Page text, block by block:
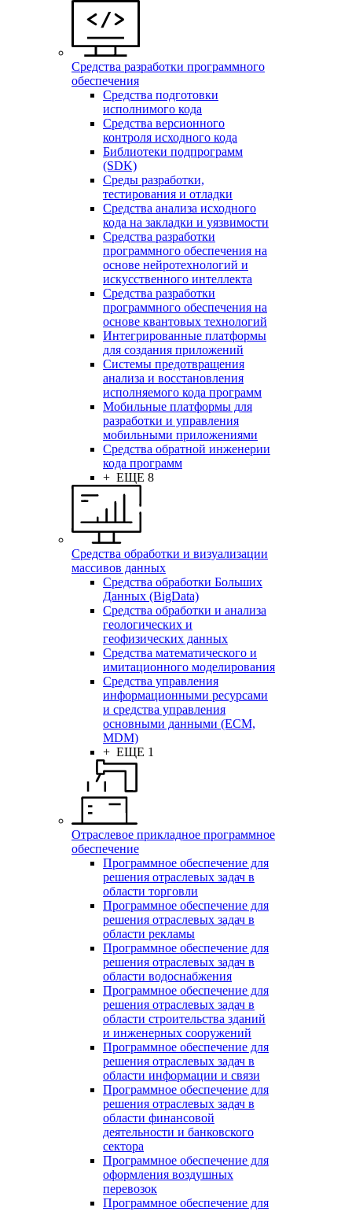
Средства разработки программного
обеспечения
Средства подготовки
исполнимого кода
Средства версионного
контроля исходного кода
Библиотеки подпрограмм
(SDK)
Среды разработки,
тестирования и отладки
Средства анализа исходного
кода на закладки и уязвимости
Средства разработки
программного обеспечения на
основе нейротехнологий и
искусственного интеллекта
Средства разработки
программного обеспечения на
основе квантовых технологий
Интегрированные платформы
для создания приложений
Системы предотвращения
анализа и восстановления
исполняемого кода программ
Мобильные платформы для
разработки и управления
мобильными приложениями
Средства обратной инженерии
кода программ
+ ЕЩЕ 8
Средства обработки и визуализации
массивов данных
Средства обработки Больших
Данных (BigData)
Средства обработки и анализа
геологических и
геофизических данных
Средства математического и
имитационного моделирования
Средства управления
информационными ресурсами
и средства управления
основными данными (ECM,
MDM)
+ ЕЩЕ 1
Отраслевое прикладное программное
обеспечение
Программное обеспечение для
решения отраслевых задач в
области торговли
Программное обеспечение для
решения отраслевых задач в
области рекламы
Программное обеспечение для
решения отраслевых задач в
области водоснабжения
Программное обеспечение для
решения отраслевых задач в
области строительства зданий
и инженерных сооружений
Программное обеспечение для
решения отраслевых задач в
области информации и связи
Программное обеспечение для
решения отраслевых задач в
области финансовой
деятельности и банковского
сектора
Программное обеспечение для
оформления воздушных
перевозок
Программное обеспечение для